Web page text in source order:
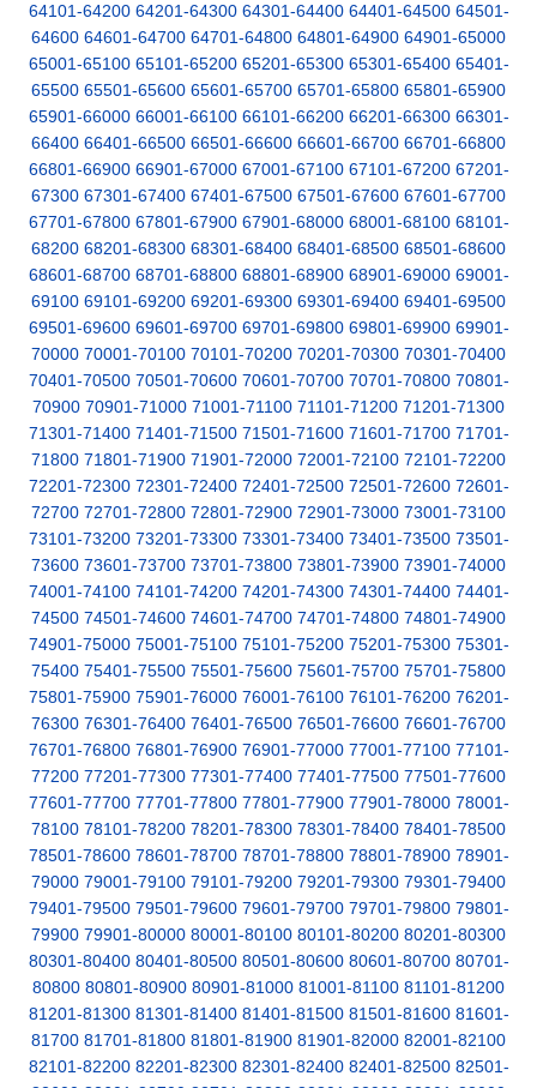
64101-64200 64201-64300 64301-64400 64401-64500 64501-
64600 64601-64700 64701-64800 64801-64900 64901-65000
65001-65100 65101-65200 65201-65300 65301-65400 65401-
65500 65501-65600 65601-65700 65701-65800 65801-65900
65901-66000 66001-66100 66101-66200 66201-66300 66301-
66400 66401-66500 66501-66600 66601-66700 66701-66800
66801-66900 66901-67000 67001-67100 67101-67200 67201-
67300 67301-67400 67401-67500 67501-67600 67601-67700
67701-67800 67801-67900 67901-68000 68001-68100 68101-
68200 68201-68300 68301-68400 68401-68500 68501-68600
68601-68700 68701-68800 68801-68900 68901-69000 69001-
69100 69101-69200 69201-69300 69301-69400 69401-69500
69501-69600 69601-69700 69701-69800 69801-69900 69901-
70000 70001-70100 70101-70200 70201-70300 70301-70400
70401-70500 70501-70600 70601-70700 70701-70800 70801-
70900 70901-71000 71001-71100 71101-71200 71201-71300
71301-71400 71401-71500 71501-71600 71601-71700 71701-
71800 71801-71900 71901-72000 72001-72100 72101-72200
72201-72300 72301-72400 72401-72500 72501-72600 72601-
72700 72701-72800 72801-72900 72901-73000 73001-73100
73101-73200 73201-73300 73301-73400 73401-73500 73501-
73600 73601-73700 73701-73800 73801-73900 73901-74000
74001-74100 74101-74200 74201-74300 74301-74400 74401-
74500 74501-74600 74601-74700 74701-74800 74801-74900
74901-75000 75001-75100 75101-75200 75201-75300 75301-
75400 75401-75500 75501-75600 75601-75700 75701-75800
75801-75900 75901-76000 76001-76100 76101-76200 76201-
76300 76301-76400 76401-76500 76501-76600 76601-76700
76701-76800 76801-76900 76901-77000 77001-77100 77101-
77200 77201-77300 77301-77400 77401-77500 77501-77600
77601-77700 77701-77800 77801-77900 77901-78000 78001-
78100 78101-78200 78201-78300 78301-78400 78401-78500
78501-78600 78601-78700 78701-78800 78801-78900 78901-
79000 79001-79100 79101-79200 79201-79300 79301-79400
79401-79500 79501-79600 79601-79700 79701-79800 79801-
79900 79901-80000 80001-80100 80101-80200 80201-80300
80301-80400 80401-80500 80501-80600 80601-80700 80701-
80800 80801-80900 80901-81000 81001-81100 81101-81200
81201-81300 81301-81400 81401-81500 81501-81600 81601-
81700 81701-81800 81801-81900 81901-82000 82001-82100
82101-82200 82201-82300 82301-82400 82401-82500 82501-